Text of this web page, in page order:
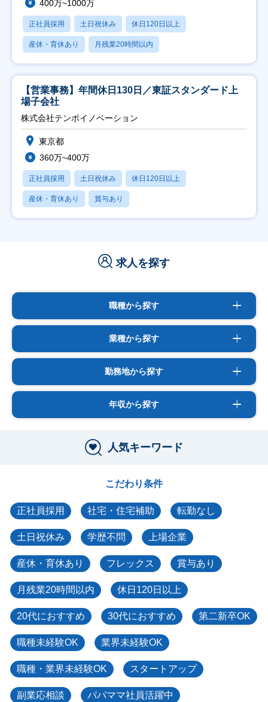
400万~1000万
正社員採用 土日祝休み 休日120日以上
産休・育休あり 月残業20時間以内
【営業事務】年間休日130日／東証スタンダード上
場子会社
株式会社テンポイノベーション
東京都
360万~400万
正社員採用 土日祝休み 休日120日以上
産休・育休あり 賞与あり
求人を探す
職種から探す
業種から探す
勤務地から探す
年収から探す
人気キーワード
こだわり条件
正社員採用 社宅・住宅補助 転勤なし
土日祝休み 学歴不問 上場企業
産休・育休あり フレックス 賞与あり
月残業20時間以内 休日120日以上
20代におすすめ 30代におすすめ 第二新卒OK
職種未経験OK 業界未経験OK
職種・業界未経験OK スタートアップ
副業応相談 パパママ社員活躍中